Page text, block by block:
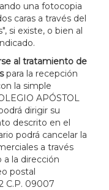
una fotocopia
caras a través del
si existe, o bien al
al tratamiento de
para la recepción
la simple
APÓSTOL
dirigir su
descrito en el
podrá cancelar la
a través
la dirección
postal
C.P. 09007